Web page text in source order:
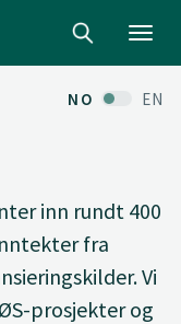
NO EN
inn rundt 400
fra
Vi
prosjekter og